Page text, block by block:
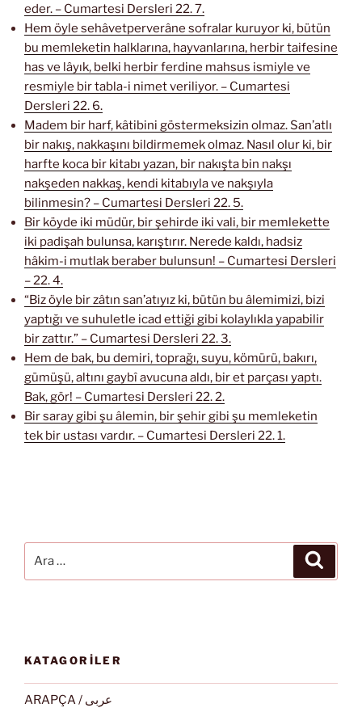
eder. – Cumartesi Dersleri 22. 7.
Hem öyle sehâvetperverâne sofralar kuruyor ki, bütün
bu memleketin halklarına, hayvanlarına, herbir taifesine
has ve lâyık, belki herbir ferdine mahsus ismiyle ve
resmiyle bir tabla-i nimet veriliyor. – Cumartesi
Dersleri 22. 6.
Madem bir harf, kâtibini göstermeksizin olmaz. San’atlı
bir nakış, nakkaşını bildirmemek olmaz. Nasıl olur ki, bir
harfte koca bir kitabı yazan, bir nakışta bin nakşı
nakşeden nakkaş, kendi kitabıyla ve nakşıyla
bilinmesin? – Cumartesi Dersleri 22. 5.
Bir köyde iki müdür, bir şehirde iki vali, bir memlekette
iki padişah bulunsa, karıştırır. Nerede kaldı, hadsiz
hâkim-i mutlak beraber bulunsun! – Cumartesi Dersleri
– 22. 4.
“Biz öyle bir zâtın san’atıyız ki, bütün bu âlemimizi, bizi
yaptığı ve suhuletle icad ettiği gibi kolaylıkla yapabilir
bir zattır.” – Cumartesi Dersleri 22. 3.
Hem de bak, bu demiri, toprağı, suyu, kömürü, bakırı,
gümüşü, altını gaybî avucuna aldı, bir et parçası yaptı.
Bak, gör! – Cumartesi Dersleri 22. 2.
Bir saray gibi şu âlemin, bir şehir gibi şu memleketin
tek bir ustası vardır. – Cumartesi Dersleri 22. 1.
KATAGORİLER
ARAPÇA / عربى